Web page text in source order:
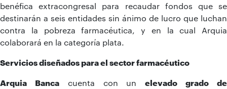
benéfica extracongresal para recaudar fondos que se
destinarán a seis entidades sin ánimo de lucro que luchan
contra la pobreza farmacéutica, y en la cual Arquia
colaborará en la categoría plata.
Servicios diseñados para el sector farmacéutico
Arquia Bancacuenta con unelevado grado de